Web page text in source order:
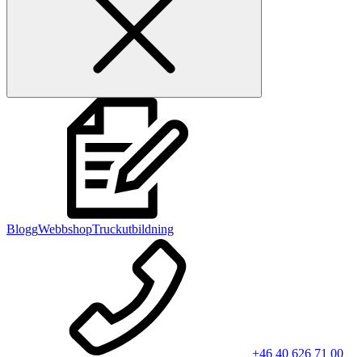
BloggWebbshopTruckutbildning
+46 40 626 71 00